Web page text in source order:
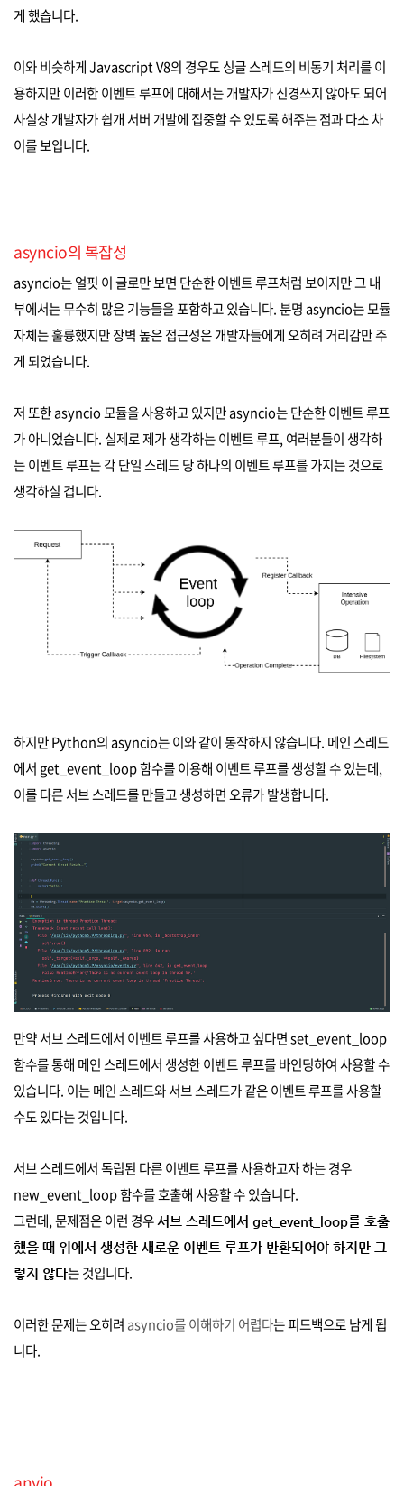
게 했습니다.
이와 비슷하게 Javascript V8의 경우도 싱글 스레드의 비동기 처리를 이
용하지만 이러한 이벤트 루프에 대해서는 개발자가 신경쓰지 않아도 되어
사실상 개발자가 쉽개 서버 개발에 집중할 수 있도록 해주는 점과 다소 차
이를 보입니다.
asyncio의 복잡성
asyncio는 얼핏 이 글로만 보면 단순한 이벤트 루프처럼 보이지만 그 내
부에서는 무수히 많은 기능들을 포함하고 있습니다. 분명 asyncio는 모듈
자체는 훌륭했지만 장벽 높은 접근성은 개발자들에게 오히려 거리감만 주
게 되었습니다.
저 또한 asyncio 모듈을 사용하고 있지만 asyncio는 단순한 이벤트 루프
가 아니었습니다. 실제로 제가 생각하는 이벤트 루프, 여러분들이 생각하
는 이벤트 루프는 각 단일 스레드 당 하나의 이벤트 루프를 가지는 것으로
생각하실 겁니다.
하지만 Python의 asyncio는 이와 같이 동작하지 않습니다. 메인 스레드
에서 get_event_loop 함수를 이용해 이벤트 루프를 생성할 수 있는데,
이를 다른 서브 스레드를 만들고 생성하면 오류가 발생합니다.
만약 서브 스레드에서 이벤트 루프를 사용하고 싶다면 set_event_loop
함수를 통해 메인 스레드에서 생성한 이벤트 루프를 바인딩하여 사용할 수
있습니다. 이는 메인 스레드와 서브 스레드가 같은 이벤트 루프를 사용할
수도 있다는 것입니다.
서브 스레드에서 독립된 다른 이벤트 루프를 사용하고자 하는 경우
new_event_loop 함수를 호출해 사용할 수 있습니다.
그런데, 문제점은 이런 경우서브 스레드에서 get_event_loop를 호출
했을 때 위에서 생성한 새로운 이벤트 루프가 반환되어야 하지만 그
렇지 않다는 것입니다.
이러한 문제는 오히려 asyncio를 이해하기 어렵다는 피드백으로 남게 됩
니다.